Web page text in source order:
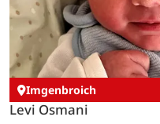
Imgenbroich
Levi Osmani